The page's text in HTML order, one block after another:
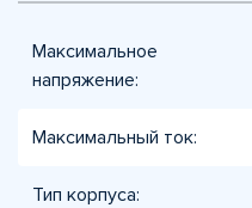
Максимальное
напряжение:
Максимальный ток:
Тип корпуса: